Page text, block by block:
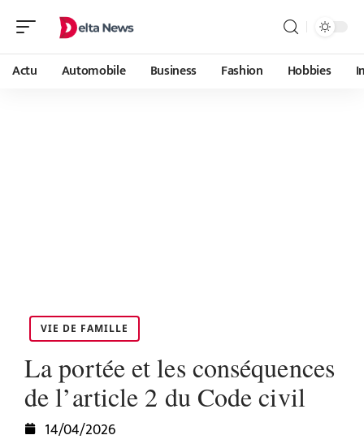
Actu Automobile Business Fashion Hobbies
VIE DE FAMILLE
La portée et les conséquences
de l’article 2 du Code civil
14/04/2026